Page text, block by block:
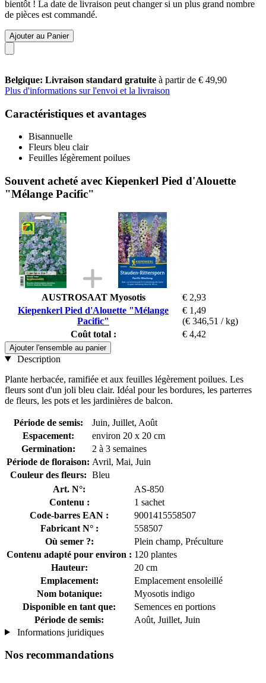
bientôt ! La date de livraison peut changer si un plus grand nombre
de pièces est commandé.
Ajouter au Panier
Belgique: Livraison standard gratuite à partir de € 49,90
Plus d'informations sur l'envoi et la livraison
Caractéristiques et avantages
Bisannuelle
Fleurs bleu clair
Feuilles légèrement poilues
Souvent acheté avec Kiepenkerl Pied d'Alouette
"Mélange Pacific"
AUSTROSAAT Myosotis
€ 2,93
Kiepenkerl Pied d'Alouette "Mélange
Pacific"
€ 1,49
(€ 346,51 / kg)
Coût total :
€ 4,42
Ajouter l'ensemble au panier
Description
Plante herbacée, ramifiée et aux feuilles légèrement poilues. Les
fleurs sont d'un joli bleu clair. Idéal pour les bordures, les parterres
de fleurs, les pots et les jardinières de balcon.
Période de semis:
Juin, Juillet, Août
Espacement:
environ 20 x 20 cm
Germination:
2 à 3 semaines
Période de floraison: Avril, Mai, Juin
Couleur des fleurs: Bleu
Art. N°:
AS-850
Contenu :
1 sachet
Code-barres EAN :
9001415558507
Fabricant N° :
558507
Où semer ?:
Plein champ, Préculture
Contenu adapté pour environ : 120 plantes
Hauteur:
20 cm
Emplacement:
Emplacement ensoleillé
Nom botanique:
Myosotis indigo
Disponible en tant que:
Semences en portions
Période de semis:
Août, Juillet, Juin
Informations juridiques
Nos recommandations